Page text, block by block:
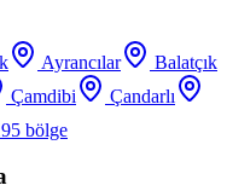
Ayrancılar
Balatçık
Çamdibi
Çandarlı
bölge